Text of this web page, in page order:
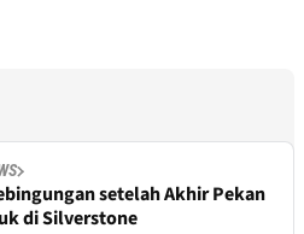
setelah Akhir Pekan
di Silverstone